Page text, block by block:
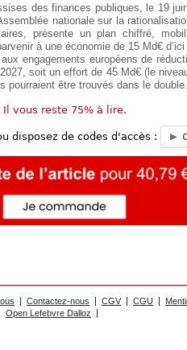
des finances publiques, le 19
nationale sur la
présente un plan chiffré,
à une économie de 15 Md€
engagements européens de
soit un effort de 45 Md€ (le
être trouvés dans le
Il vous reste 75% à lire.
disposez de codes d'accès :
Contactez-nous CGV CGU
Open Lefebvre Dalloz